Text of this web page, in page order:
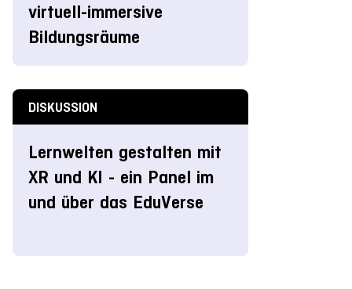
virtuell-immersive
Bildungsräume
DISKUSSION
Lernwelten gestalten mit
XR und KI - ein Panel im
und über das EduVerse